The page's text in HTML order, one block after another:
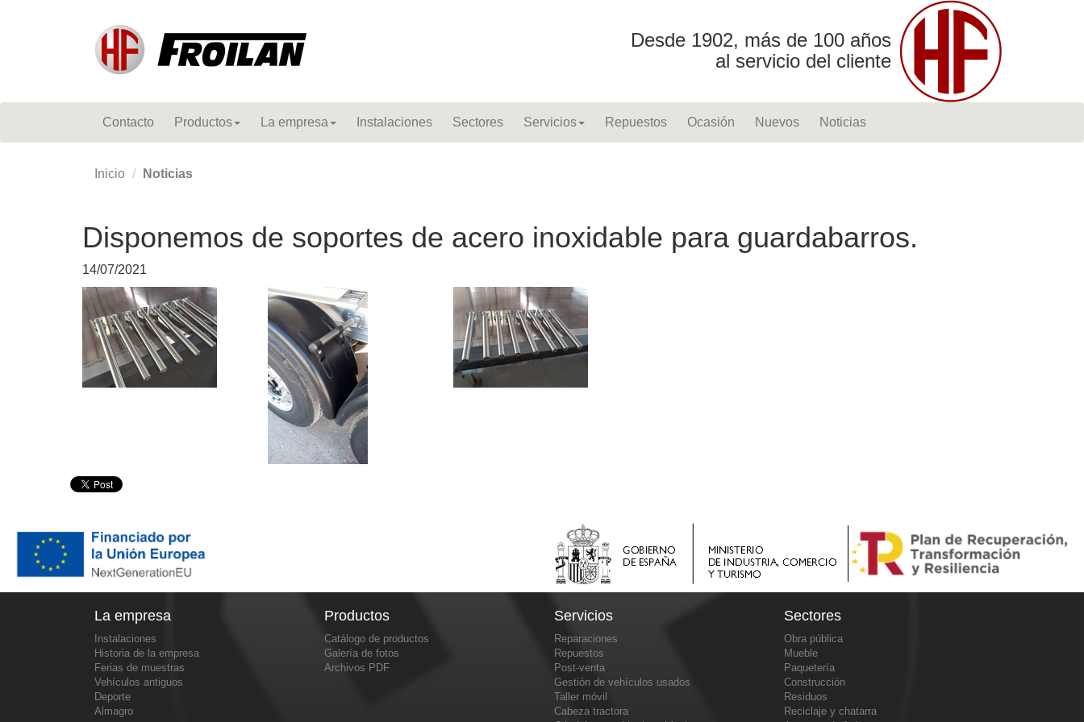
Desde 1902, más de 100 años
al servicio del cliente
Contacto Productos La empresa Instalaciones Sectores Servicios Repuestos Ocasión Nuevos Noticias
Inicio Noticias
Disponemos de soportes de acero inoxidable para guardabarros.
14/07/2021
La empresa
Instalaciones
Historia de la empresa
Ferias de muestras
Vehículos antiguos
Deporte
Almagro
Productos
Catálogo de productos
Galería de fotos
Archivos PDF
Servicios
Reparaciones
Repuestos
Post-venta
Gestión de vehículos usados
Taller móvil
Cabeza tractora
Sectores
Obra pública
Mueble
Paquetería
Construcción
Residuos
Reciclaje y chatarra